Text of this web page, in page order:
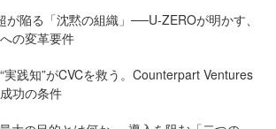
が陥る「沈黙の組織」──U-ZEROが明かす、
の変革要件
実践知”がCVCを救う。Counterpart Ventures
功の条件